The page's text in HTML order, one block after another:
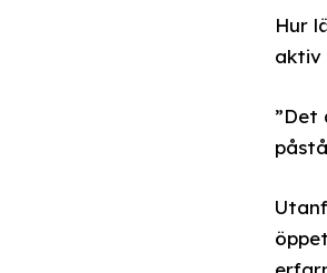
Hur
aktiv
”Det